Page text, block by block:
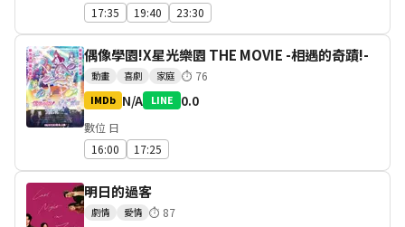
17:35
19:40 23:30
偶像學園!X星光樂園 THE MOVIE -相遇的奇蹟!-
動畫 喜劇 家庭 ⏱ 76
IMDb N/A LINE 0.0
數位 日
16:00
17:25
明日的過客
劇情 愛情 ⏱ 87